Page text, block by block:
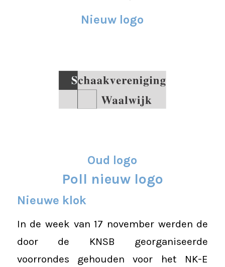
Nieuw logo
Oud logo
Poll nieuw logo
Nieuwe klok
In de week van 17 november werden de
door de KNSB georganiseerde
voorrondes gehouden voor het NK-E